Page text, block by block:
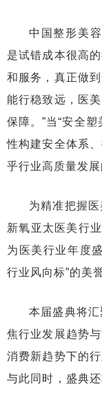
中国整形美
是试错成本很高
和服务，真正做
能行稳致远，医
保障。”当“安全
性构建安全体系
乎行业高质量发展
为精准把握
新氧亚太医美行
为医美行业年度
行业风向标”的美誉
本届盛典将
焦行业发展趋势
消费新趋势下的
与此同时，盛典